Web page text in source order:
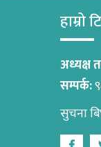
हाम्रो
अध्यक्ष
सम्पर्क:
सुचना